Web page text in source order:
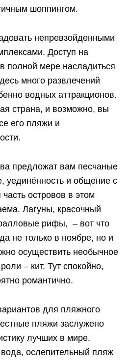
шоппингом.
непревзойденными
Доступ на
полной мере насладиться
много развлечений
водных аттракционов.
страна, и возможно, вы
его пляжи и
предложат вам песчаные
уединённость и общение с
островов в этом
Лагуны, красочный
рифы, – вот что
не только в ноябре, но и
осуществить необычное
– кит. Тут спокойно,
романтично.
для пляжного
пляжи заслужено
лучших в мире.
ослепительный пляж